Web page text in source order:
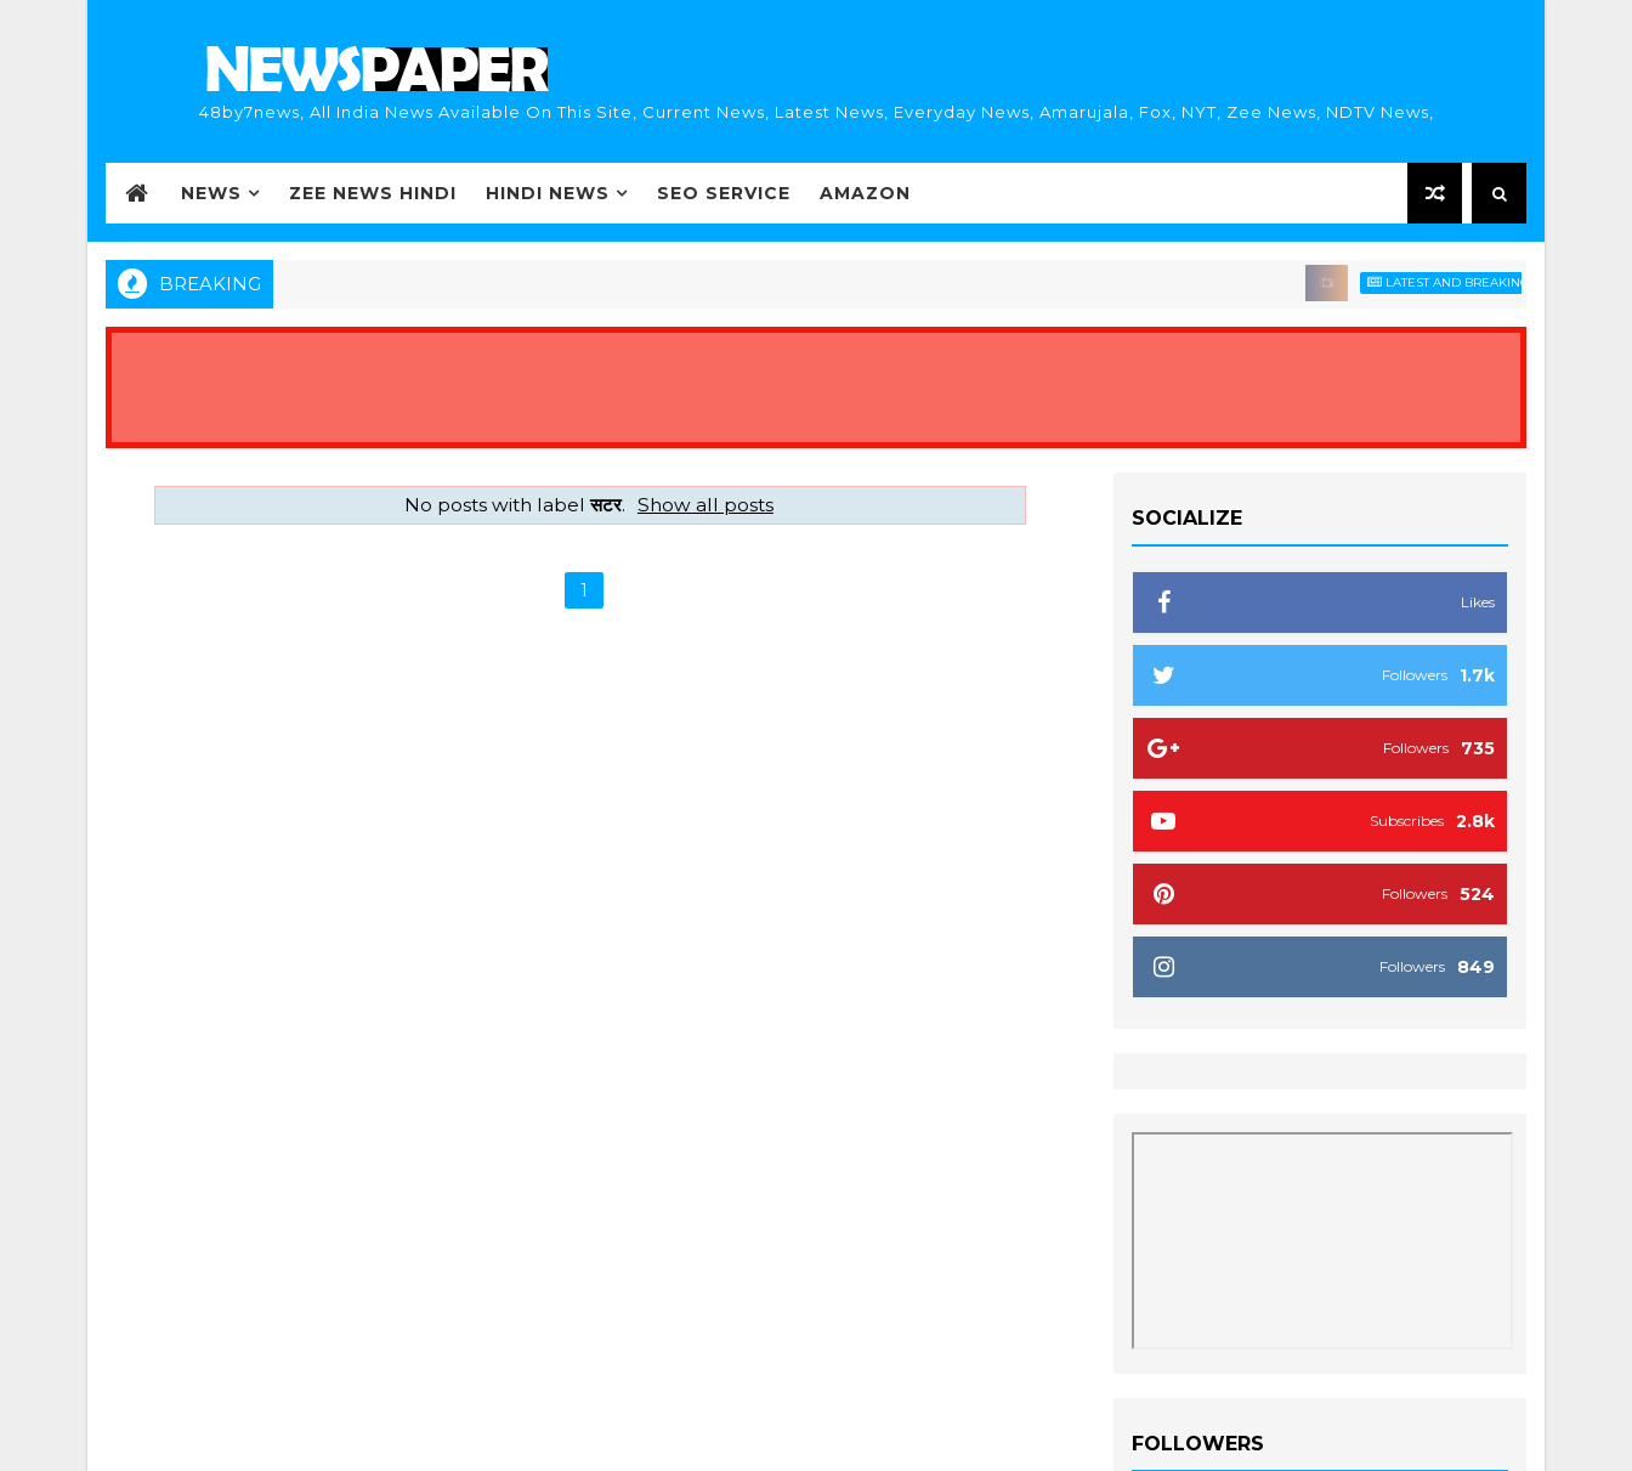
48by7news, All India News Available On This Site, Current News, Latest News, Everyday News, Amarujala, Fox, NYT, Zee News, NDTV News,
NEWS ZEE NEWS HINDI HINDI NEWS SEO SERVICE AMAZON
BREAKING LATEST AND BREAKING HINDI NEWS
No posts with labelसटर. Show all posts
1
SOCIALIZE
Likes
1.7k
Followers
735
Followers
2.8k
Subscribes
524
Followers
849
Followers
FOLLOWERS